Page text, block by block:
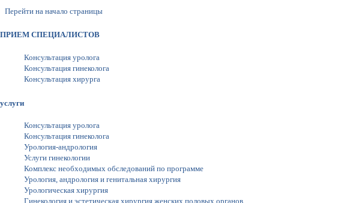
Перейти на начало страницы
ПРИЕМ СПЕЦИАЛИСТОВ
Консультация уролога
Консультация гинеколога
Консультация хирурга
услуги
Консультация уролога
Консультация гинеколога
Урология-андрология
Услуги гинекологии
Комплекс необходимых обследований по программе
Урология, андрология и генитальная хирургия
Урологическая хирургия
Гинекология и эстетическая хирургия женских половых органов